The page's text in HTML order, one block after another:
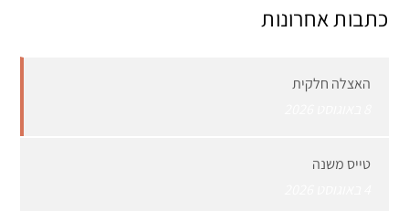
כתבות אחרונות
האצלה חלקית
טייס משנה